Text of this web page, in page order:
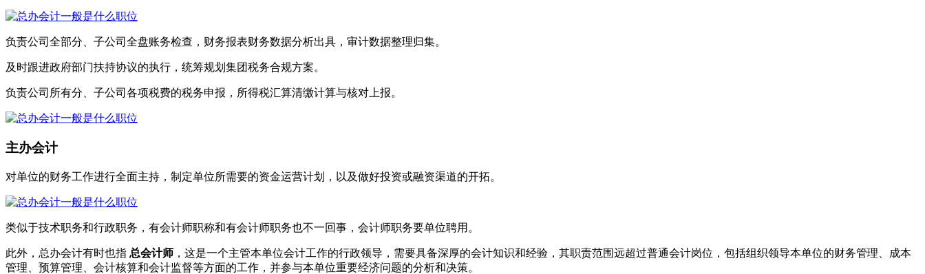
负责公司全部分、子公司全盘账务检查，财务报表财务数据分析出具，审计数据整理归集。
及时跟进政府部门扶持协议的执行，统筹规划集团税务合规方案。
负责公司所有分、子公司各项税费的税务申报，所得税汇算清缴计算与核对上报。
主办会计
对单位的财务工作进行全面主持，制定单位所需要的资金运营计划，以及做好投资或融资渠道的开拓。
类似于技术职务和行政职务，有会计师职称和有会计师职务也不一回事，会计师职务要单位聘用。
此外，总办会计有时也指 总会计师 ，这是一个主管本单位会计工作的行政领导，需要具备深厚的会计知识和经验，其职责范围远超过普通会计岗位，包括组织领导本单位的财务管理、成本
管理、预算管理、会计核算和会计监督等方面的工作，并参与本单位重要经济问题的分析和决策。